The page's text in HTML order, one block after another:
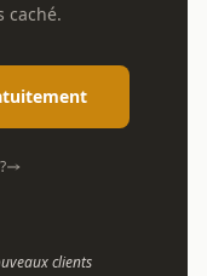
caché.
clients